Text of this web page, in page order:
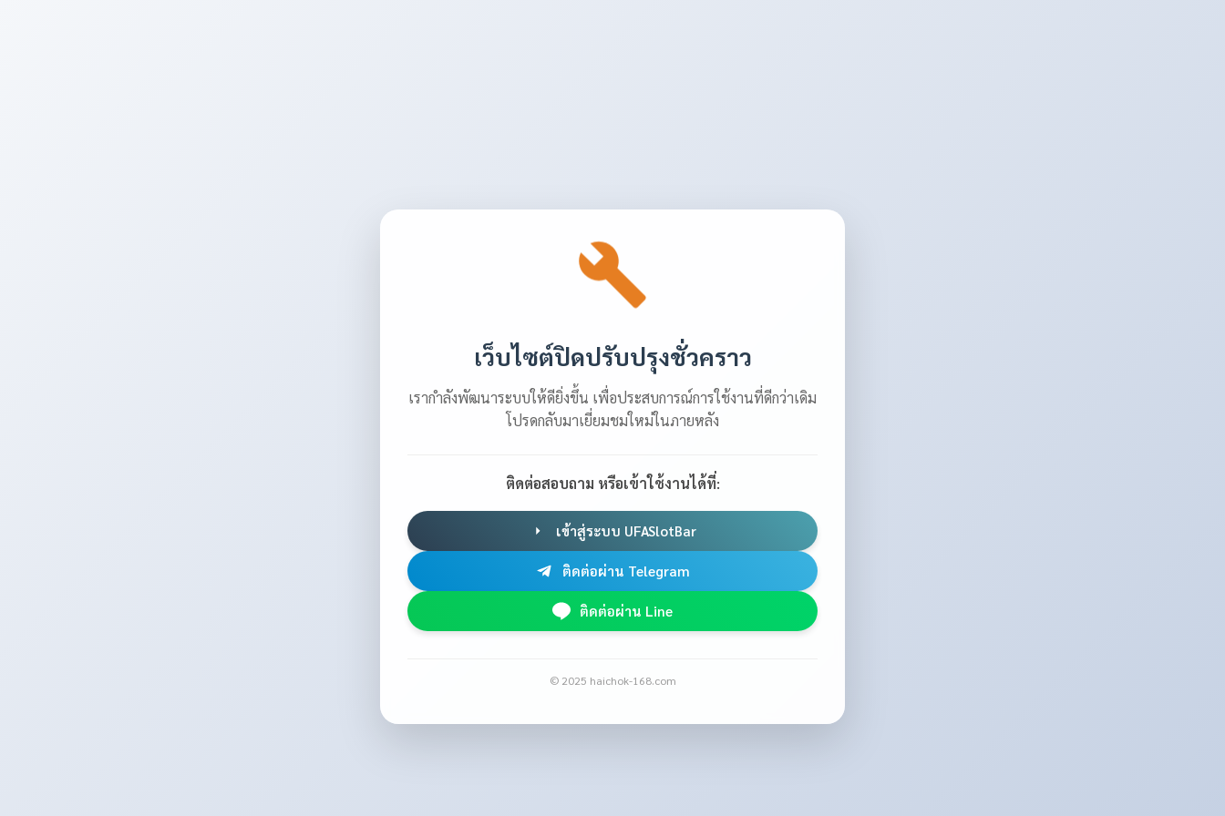
เว็บไซต์ปิดปรับปรุงชั่วคราว
เรากำลังพัฒนาระบบให้ดียิ่งขึ้น เพื่อประสบการณ์การใช้งานที่ดีกว่าเดิม
โปรดกลับมาเยี่ยมชมใหม่ในภายหลัง
ติดต่อสอบถาม หรือเข้าใช้งานได้ที่:
เข้าสู่ระบบ UFASlotBar
ติดต่อผ่าน Telegram
ติดต่อผ่าน Line
© 2025 haichok-168.com